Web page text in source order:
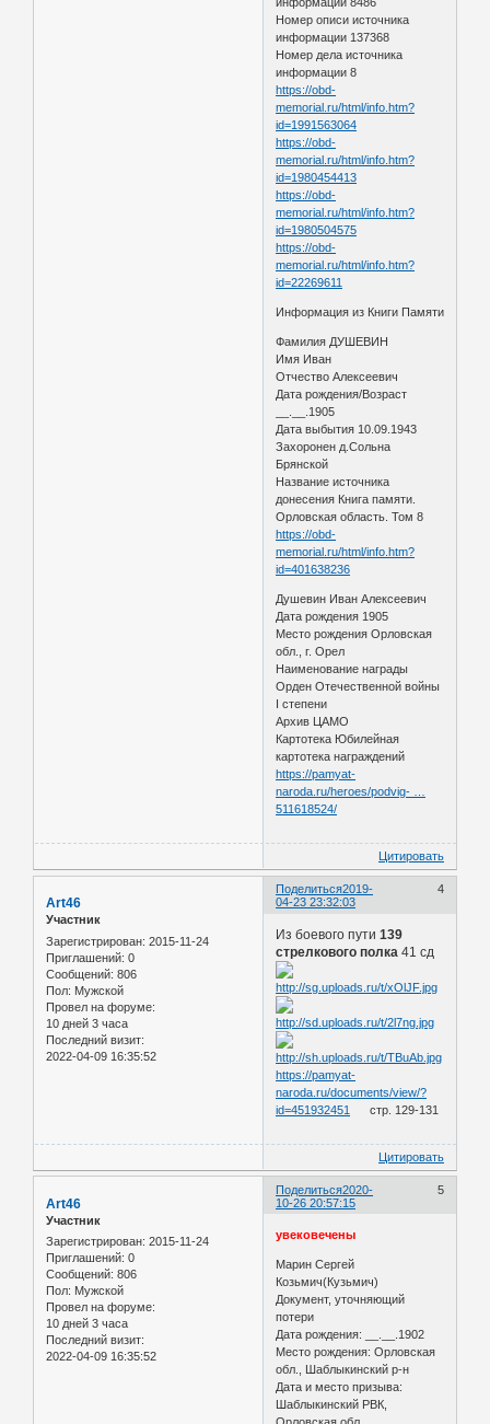
Номер описи источника
информации 137368
Номер дела источника
информации 8
https://obd-
memorial.ru/html/info.htm?
id=1991563064
https://obd-
memorial.ru/html/info.htm?
id=1980454413
https://obd-
memorial.ru/html/info.htm?
id=1980504575
https://obd-
memorial.ru/html/info.htm?
id=22269611
Информация из Книги Памяти
Фамилия ДУШЕВИН
Имя Иван
Отчество Алексеевич
Дата рождения/Возраст
__.__.1905
Дата выбытия 10.09.1943
Захоронен д.Сольна
Брянской
Название источника
донесения Книга памяти.
Орловская область. Том 8
https://obd-
memorial.ru/html/info.htm?
id=401638236
Душевин Иван Алексеевич
Дата рождения 1905
Место рождения Орловская
обл., г. Орел
Наименование награды
Орден Отечественной войны
I степени
Архив ЦАМО
Картотека Юбилейная
картотека награждений
https://pamyat-
naroda.ru/heroes/podvig- …
511618524/
Цитировать
Поделиться 4
2019-
04-23 23:32:03
Art46
Участник
Зарегистрирован: 2015-11-24
Приглашений: 0
Сообщений: 806
Пол: Мужской
Провел на форуме:
10 дней 3 часа
Последний визит:
2022-04-09 16:35:52
Из боевого пути139
стрелкового полка 41 сд
https://pamyat-
naroda.ru/documents/view/?
id=451932451
стр. 129-131
Цитировать
Поделиться 5
2020-
10-26 20:57:15
Art46
Участник
Зарегистрирован: 2015-11-24
Приглашений: 0
Сообщений: 806
Пол: Мужской
Провел на форуме:
10 дней 3 часа
Последний визит:
2022-04-09 16:35:52
увековечены
Марин Сергей
Козьмич(Кузьмич)
Документ, уточняющий
потери
Дата рождения: __.__.1902
Место рождения: Орловская
обл., Шаблыкинский р-н
Дата и место призыва:
Шаблыкинский РВК,